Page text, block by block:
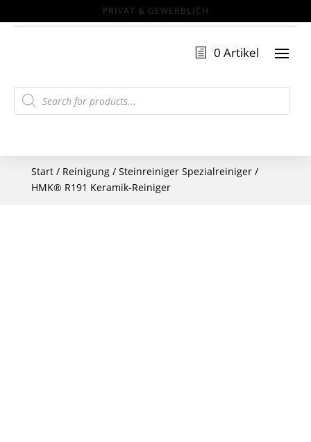
0 Artikel
Products
search
Start/ Reinigung/ Steinreiniger Spezialreiniger/
HMK® R191 Keramik-Reiniger